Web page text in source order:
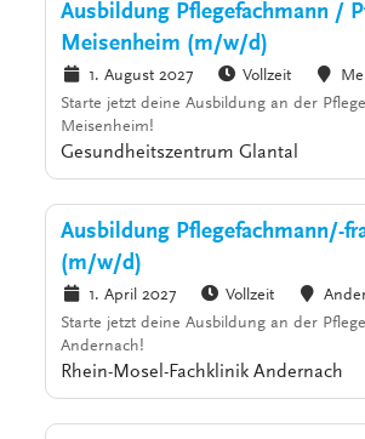
Ausbildung Pflegefachmann /
Meisenheim (m/w/d)
1. August 2027 Vollzeit
Starte jetzt deine Ausbildung an der
Meisenheim!
Gesundheitszentrum Glantal
Ausbildung Pflegefachmann/-
(m/w/d)
1. April 2027 Vollzeit
Starte jetzt deine Ausbildung an der
Andernach!
Rhein-Mosel-Fachklinik Andernach